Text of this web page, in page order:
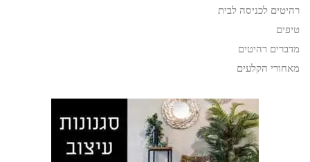
רהיטים לכניסה לבית
טיפים
מדברים רהיטים
מאחורי הקלעים